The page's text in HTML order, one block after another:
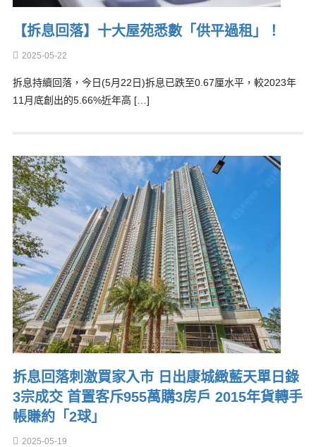
【拆息回落】十大屋苑悉數「供平過租」！
2025-05-22
拆息持續回落，今日(5月22日)拆息已跌至0.67厘水平，較2023年
11月底創出的5.66%近年高 […]
拆息回落刺激買家入市 日出康城緻藍天單日錄
3宗成交 首置客斥955萬購3房戶 2015年貨轉手
帳賺約「2球」
2025-05-19